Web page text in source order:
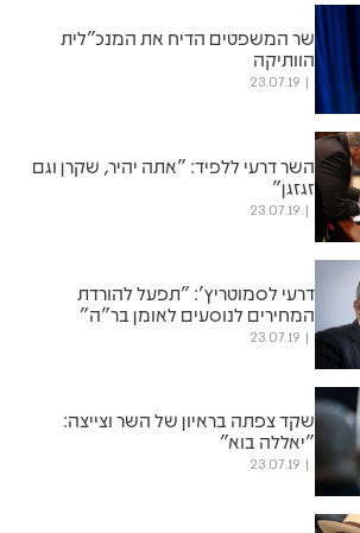
שר המשפטים הדיח את המנכ"לית
הוותיקה
23.07.19
השר דרעי ללפיד: "אתה יהיר, שקרן וגם
זגזגן"
23.07.19
דרעי לסמוטריץ': "תפעל להורדת
המחירים לנוסעים לאומן בר"ה"
23.07.19
שקד צפתה בראיון של השר וצייצה:
"יאללה בוא"
23.07.19